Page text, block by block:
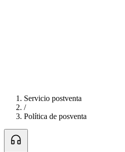
Servicio postventa
/
Política de posventa